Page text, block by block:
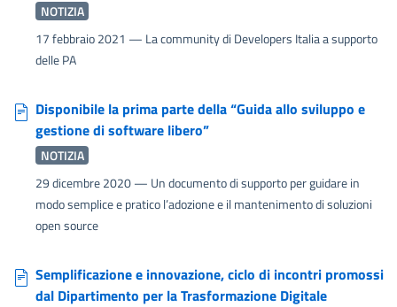
NOTIZIA
17 febbraio 2021 — La community di Developers Italia a supporto
delle PA
Disponibile la prima parte della “Guida allo sviluppo e
gestione di software libero”
NOTIZIA
29 dicembre 2020— Un documento di supporto per guidare in
modo semplice e pratico l’adozione e il mantenimento di soluzioni
open source
Semplificazione e innovazione, ciclo di incontri promossi
dal Dipartimento per la Trasformazione Digitale